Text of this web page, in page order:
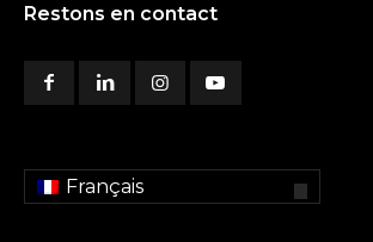
Restons en contact
Français